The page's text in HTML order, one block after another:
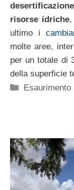
desertificazione
risorse idriche,
ultimo i
molte aree,
per un totale di
della superficie
Categorie
Esaurimento